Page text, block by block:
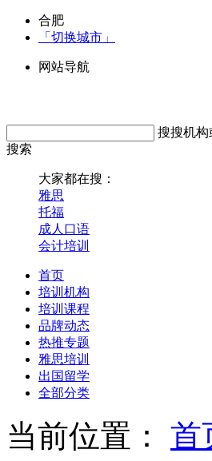
合肥
「切换城市」
网站导航
搜搜机构
搜索
大家都在搜：
雅思
托福
成人口语
会计培训
首页
培训机构
培训课程
品牌动态
热推专题
雅思培训
出国留学
全部分类
当前位置： 首